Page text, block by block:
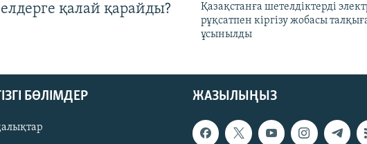
қалай қарайды?
Қазақстанға шетелдіктерді
рұқсатпен кіргізу жобасы
ұсынылды
ЖАЗЫЛЫҢЫЗ
БӨЛІМДЕР